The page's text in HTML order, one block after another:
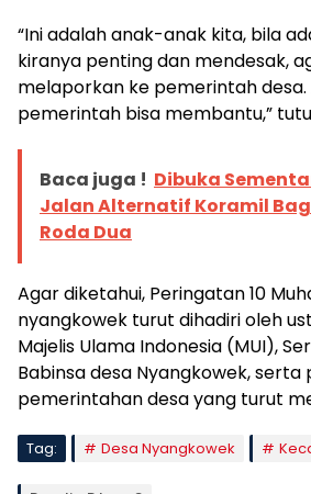
“Ini adalah anak-anak kita, bila
kiranya penting dan mendesak,
melaporkan ke pemerintah
pemerintah bisa membantu,”
Baca juga ! Dibuka
Jalan Alternatif Koramil
Roda Dua
Agar diketahui, Peringatan 10
nyangkowek turut dihadiri oleh
Majelis Ulama Indonesia (MUI),
Babinsa desa Nyangkowek, serta
pemerintahan desa yang turut
Tag: Desa Nyangkowek